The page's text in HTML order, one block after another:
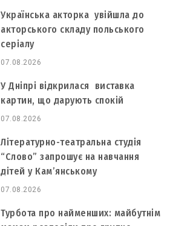
Українська акторка увійшла до
акторського складу польського
серіалу
07.08.2026
У Дніпрі відкрилася виставка
картин, що дарують спокій
07.08.2026
Літературно-театральна студія
“Слово” запрошує на навчання
дітей у Кам’янському
07.08.2026
Турбота про найменших: майбутнім